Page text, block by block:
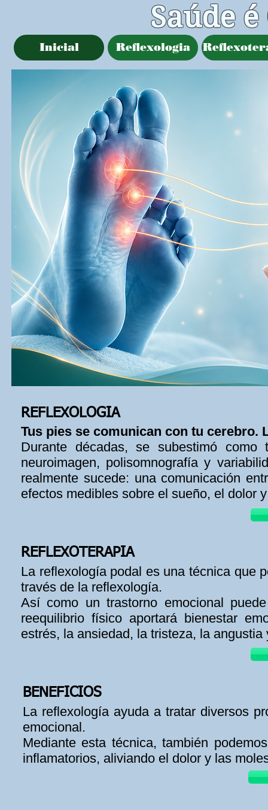
Saúde
Inicial Reflexologia
REFLEXOLOGIA
Tus pies se comunican con tu cerebro.
Durante décadas, se subestimó
neuroimagen, polisomnografía y
realmente sucede: una comunicación
efectos medibles sobre el sueño, el dolor
REFLEXOTERAPIA
La reflexología podal es una técnica que
través de la reflexología.
Así como un trastorno emocional
reequilibrio físico aportará bienestar
estrés, la ansiedad, la tristeza, la angustia
BENEFICIOS
La reflexología ayuda a tratar diversos
emocional.
Mediante esta técnica, también
inflamatorios, aliviando el dolor y las